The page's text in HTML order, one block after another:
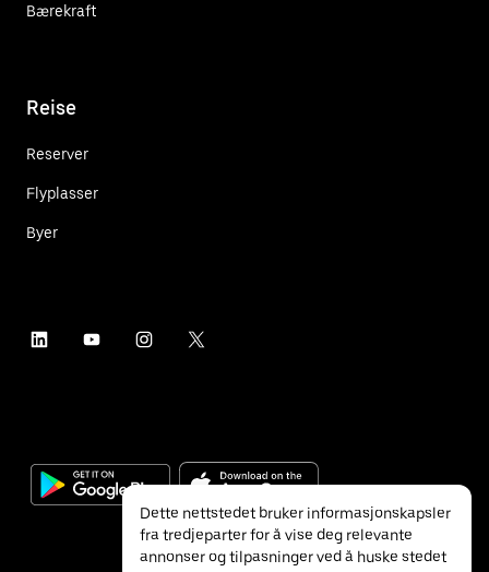
Bærekraft
Reise
Reserver
Flyplasser
Byer
Dette nettstedet bruker informasjonskapsler
fra tredjeparter for å vise deg relevante
annonser og tilpasninger ved å huske stedet